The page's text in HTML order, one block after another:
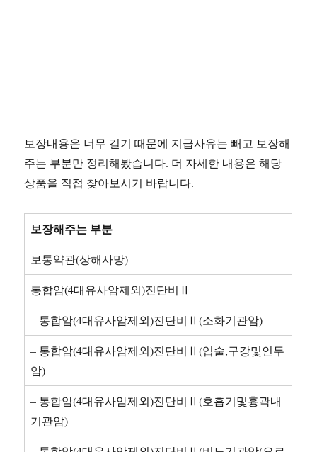
보장내용은 너무 길기 때문에 지급사유는 빼고 보장해
주는 부분만 정리해봤습니다. 더 자세한 내용은 해당
상품을 직접 찾아보시기 바랍니다.
보장해주는 부분
보통약관(상해사망)
통합암(4대유사암제외)진단비Ⅱ
– 통합암(4대유사암제외)진단비Ⅱ(소화기관암)
– 통합암(4대유사암제외)진단비Ⅱ(입술,구강및인두
암)
– 통합암(4대유사암제외)진단비Ⅱ(호흡기및흉곽내
기관암)